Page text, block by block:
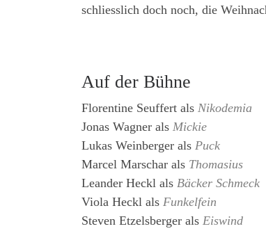
schliesslich doch noch, die
Auf der Bühne
Florentine Seuffert als Nikodemia
Jonas Wagner als Mickie
Lukas Weinberger als Puck
Marcel Marschar als Thomasius
Leander Heckl als Bäcker Schmeck
Viola Heckl als Funkelfein
Steven Etzelsberger als Eiswind